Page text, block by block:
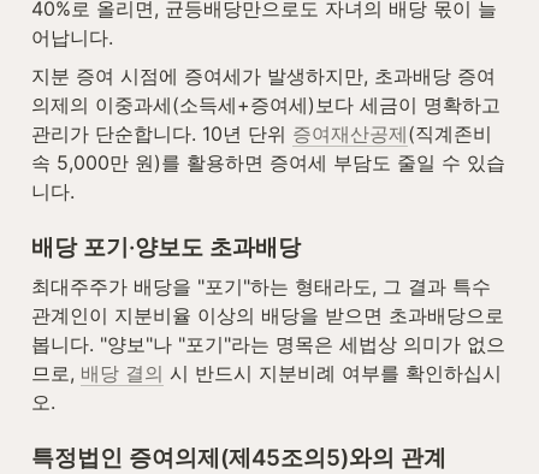
40%로 올리면, 균등배당만으로도 자녀의 배당 몫이 늘
어납니다.
지분 증여 시점에 증여세가 발생하지만, 초과배당 증여
의제의 이중과세(소득세+증여세)보다 세금이 명확하고
관리가 단순합니다. 10년 단위 증여재산공제(직계존비
속 5,000만 원)를 활용하면 증여세 부담도 줄일 수 있습
니다.
배당 포기·양보도 초과배당
최대주주가 배당을 "포기"하는 형태라도, 그 결과 특수
관계인이 지분비율 이상의 배당을 받으면 초과배당으로
봅니다. "양보"나 "포기"라는 명목은 세법상 의미가 없으
므로, 배당 결의 시 반드시 지분비례 여부를 확인하십시
오.
특정법인 증여의제(제45조의5)와의 관계